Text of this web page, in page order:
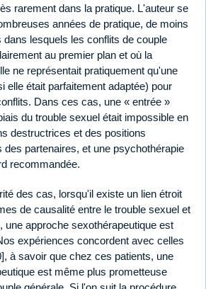
rarement dans la pratique. L'auteur se
années de pratique, de moins
dans lesquels les conflits de couple
au premier plan et où la
ne représentait pratiquement qu'une
elle était parfaitement adaptée) pour
Dans ces cas, une « entrée »
du trouble sexuel était impossible en
destructrices et des positions
des partenaires, et une psychothérapie
recommandée.
des cas, lorsqu'il existe un lien étroit
de causalité entre le trouble sexuel et
une approche sexothérapeutique est
expériences concordent avec celles
à savoir que chez ces patients, une
est même plus prometteuse